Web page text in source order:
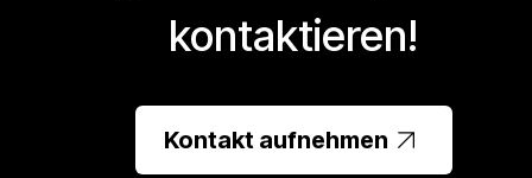
kontaktieren!
Kontakt aufnehmen